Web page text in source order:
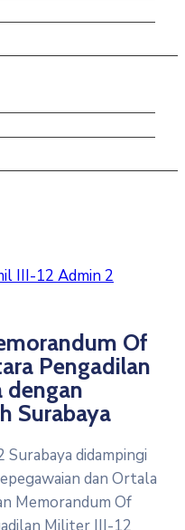
III-12 Admin 2
Of
Pengadilan
dengan
Surabaya
didampingi
dan Ortala
Memorandum Of